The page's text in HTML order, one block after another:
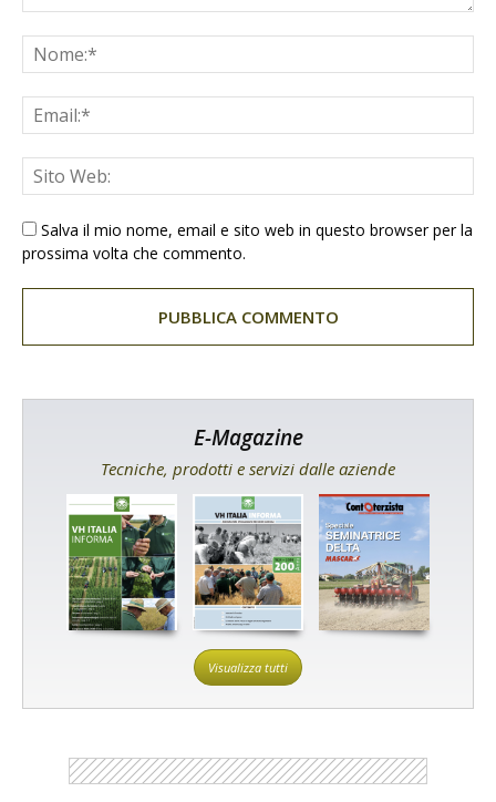
Salva il mio nome, email e sito web in questo browser per la
prossima volta che commento.
E-Magazine
Tecniche, prodotti e servizi dalle aziende
Visualizza tutti